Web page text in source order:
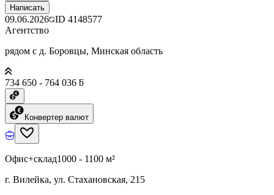
Написать
09.06.2026 ID 4148577
Агентство
рядом с д. Боровцы, Минская область
734 650 - 764 036 ƃ
Конвертер валют
Офис+склад1000 - 1100 м²
г. Вилейка, ул. Стахановская, 215